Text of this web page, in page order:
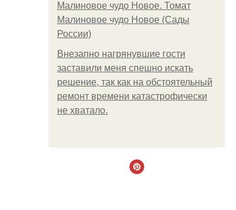
Малиновое чудо Новое. Томат
Малиновое чудо Новое (Сады
России)
Внезапно нагрянувшие гости
заставили меня спешно искать
решение, так как на обстоятельный
ремонт времени катастрофически
не хватало.